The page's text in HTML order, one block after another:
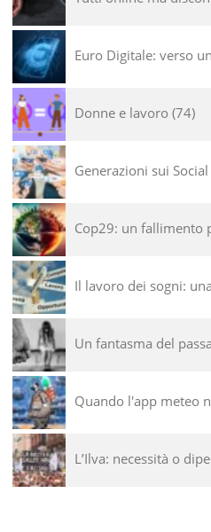
Euro Digitale: verso
Donne e lavoro 74
Generazioni sui Social
Cop29: un fallimento
Il lavoro dei sogni:
Un fantasma del
Quando l'app meteo
L’Ilva: necessità o